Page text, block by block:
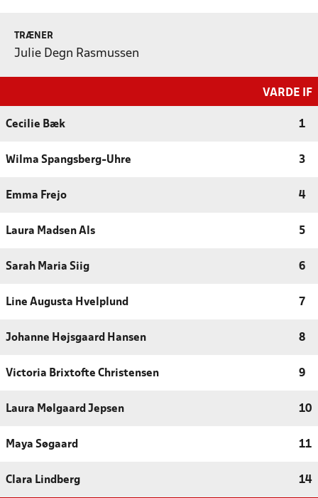
TRÆNER
Julie Degn Rasmussen
VARDE IF
Cecilie Bæk 1
Wilma Spangsberg-Uhre 3
Emma Frejo 4
Laura Madsen Als 5
Sarah Maria Siig 6
Line Augusta Hvelplund 7
Johanne Højsgaard Hansen 8
Victoria Brixtofte Christensen 9
Laura Mølgaard Jepsen 10
Maya Søgaard 11
Clara Lindberg 14